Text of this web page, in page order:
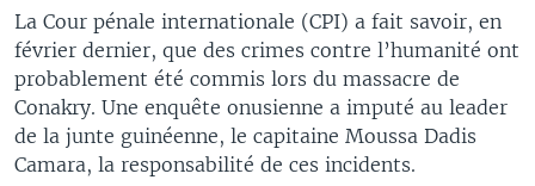
La Cour pénale internationale (CPI) a fait savoir, en
février dernier, que des crimes contre l’humanité ont
probablement été commis lors du massacre de
Conakry. Une enquête onusienne a imputé au leader
de la junte guinéenne, le capitaine Moussa Dadis
Camara, la responsabilité de ces incidents.